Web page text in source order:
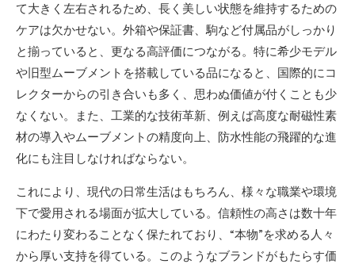
て大きく左右されるため、長く美しい状態を維持するための
ケアは欠かせない。外箱や保証書、駒など付属品がしっかり
と揃っていると、更なる高評価につながる。特に希少モデル
や旧型ムーブメントを搭載している品になると、国際的にコ
レクターからの引き合いも多く、思わぬ価値が付くことも少
なくない。また、工業的な技術革新、例えば高度な耐磁性素
材の導入やムーブメントの精度向上、防水性能の飛躍的な進
化にも注目しなければならない。
これにより、現代の日常生活はもちろん、様々な職業や環境
下で愛用される場面が拡大している。信頼性の高さは数十年
にわたり変わることなく保たれており、“本物”を求める人々
から厚い支持を得ている。このようなブランドがもたらす価